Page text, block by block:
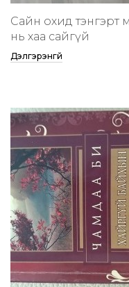
Сайн охид тэнгэрт
нь хаа сайгүй
Дэлгэрэнгүй